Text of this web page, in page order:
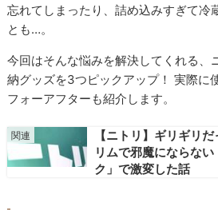
忘れてしまったり、詰め込みすぎて冷
とも…。
今回はそんな悩みを解決してくれる、
納グッズを3つピックアップ！ 実際に
フォーアフターも紹介します。
【ニトリ】ギリギリ
リムで邪魔にならな
ク」で激変した話